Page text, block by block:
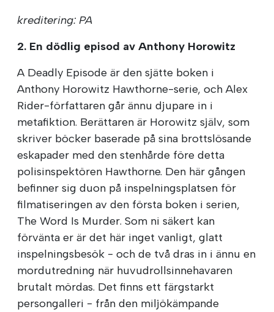
kreditering: PA
2. En dödlig episod av Anthony Horowitz
A Deadly Episode är den sjätte boken i
Anthony Horowitz Hawthorne-serie, och Alex
Rider-författaren går ännu djupare in i
metafiktion. Berättaren är Horowitz själv, som
skriver böcker baserade på sina brottslösande
eskapader med den stenhårde före detta
polisinspektören Hawthorne. Den här gången
befinner sig duon på inspelningsplatsen för
filmatiseringen av den första boken i serien,
The Word Is Murder. Som ni säkert kan
förvänta er är det här inget vanligt, glatt
inspelningsbesök - och de två dras in i ännu en
mordutredning när huvudrollsinnehavaren
brutalt mördas. Det finns ett färgstarkt
persongalleri - från den miljökämpande